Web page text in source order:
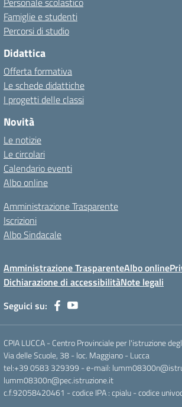
Famiglie e studenti
Percorsi di studio
Didattica
Offerta formativa
Le schede didattiche
I progetti delle classi
Novità
Le notizie
Le circolari
Calendario eventi
Albo online
Amministrazione Trasparente
Iscrizioni
Albo Sindacale
Amministrazione TrasparenteAlbo online
Dichiarazione di accessibilitàNote legali
Seguici su:
CPIA LUCCA - Centro Provinciale per l'istruzione
Via delle Scuole, 38 - loc. Maggiano - Lucca
tel:+39 0583 329399 - e-mail:
lumm08300n@pec.istruzione.it
c.f.92058420461 - codice IPA : cpialu - codice